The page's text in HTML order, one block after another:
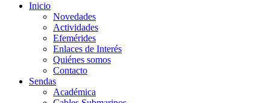
Inicio
Novedades
Actividades
Efemérides
Enlaces de Interés
Quiénes somos
Contacto
Sendas
Académica